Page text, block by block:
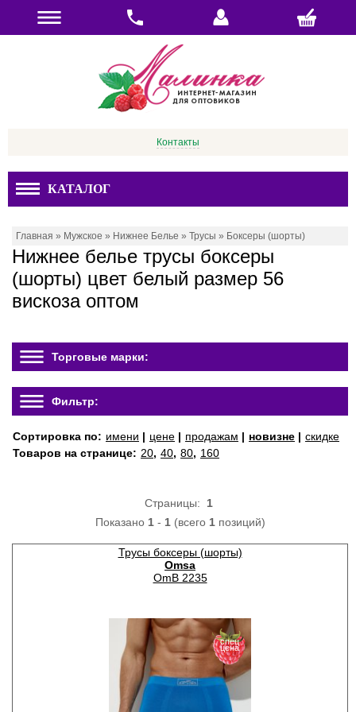
Контакты
КАТАЛОГ
Главная » Мужское » Нижнее Белье » Трусы » Боксеры (шорты)
Нижнее белье трусы боксеры
(шорты) цвет белый размер 56
вискоза оптом
Торговые марки:
Фильтр:
Сортировка по: имени | цене | продажам | новизне | скидке
Товаров на странице: 20, 40, 80, 160
Страницы: 1
Показано 1- 1(всего 1позиций)
Трусы боксеры (шорты)
Omsa
OmB 2235
спец
цена